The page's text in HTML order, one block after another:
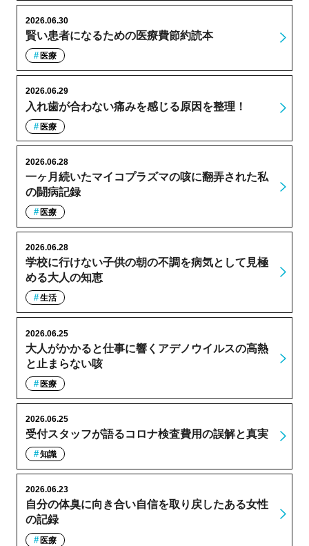
賢い患者になるための医療費節約読本
2026.06.30
医療
入れ歯が合わない痛みを感じる原因を整理！
2026.06.29
医療
一ヶ月続いたマイコプラズマの咳に翻弄された私
の闘病記録
2026.06.28
医療
学校に行けない子供の朝の不調を病気として見極
める大人の知恵
2026.06.28
生活
大人がかかると仕事に響くアデノウイルスの高熱
と止まらない咳
2026.06.25
医療
受付スタッフが語るコロナ検査費用の誤解と真実
2026.06.25
知識
自分の体臭に向き合い自信を取り戻したある女性
の記録
2026.06.23
医療